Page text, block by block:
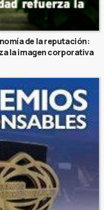
de la reputación:
la imagen corporativa